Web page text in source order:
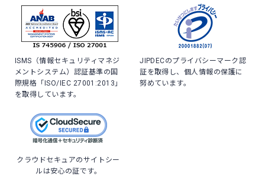
ISMS（情報セキュリティマネジ
メントシステム）認証基準の国
際規格「ISO/IEC 27001:2013」
を取得しています。
JIPDECのプライバシーマーク認
証を取得し、個人情報の保護に
努めています。
クラウドセキュアのサイトシー
ルは安心の証です。